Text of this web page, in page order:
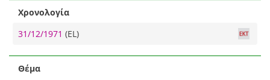
Χρονολογία
31/12/1971 (EL)
Θέμα